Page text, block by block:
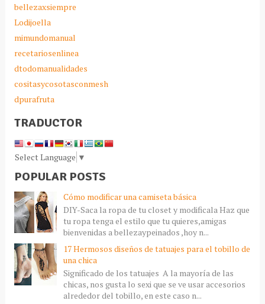
bellezaxsiempre
Lodijoella
mimundomanual
recetariosenlinea
dtodomanualidades
cositasycosotasconmesh
dpurafruta
TRADUCTOR
Select Language ▼
POPULAR POSTS
Cómo modificar una camiseta básica
DIY-Saca la ropa de tu closet y modificala Haz que
tu ropa tenga el estilo que tu quieres,amigas
bienvenidas a bellezaypeinados ,hoy n...
17 Hermosos diseños de tatuajes para el tobillo de
una chica
Significado de los tatuajes A la mayoría de las
chicas, nos gusta lo sexi que se ve usar accesorios
alrededor del tobillo, en este caso n...